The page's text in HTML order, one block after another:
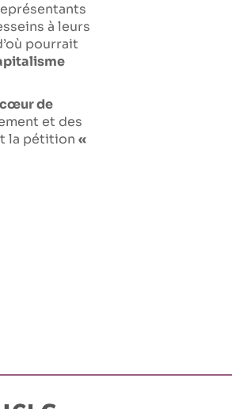
à leurs
pourrait
cœur de
et des
la pétition «